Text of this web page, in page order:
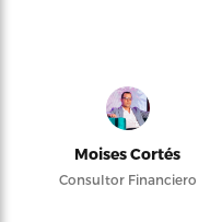
Moises Cortés
Consultor Financiero